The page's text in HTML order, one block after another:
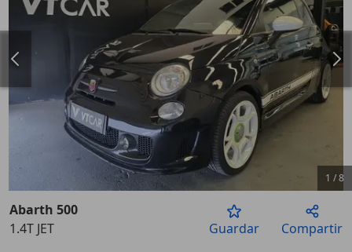
Anterior
1 /8
Abarth 500
1.4T JET
Guardar Compartir